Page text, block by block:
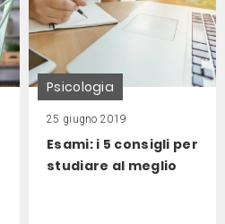
Psicologia
25 giugno 2019
Esami: i 5 consigli per
studiare al meglio